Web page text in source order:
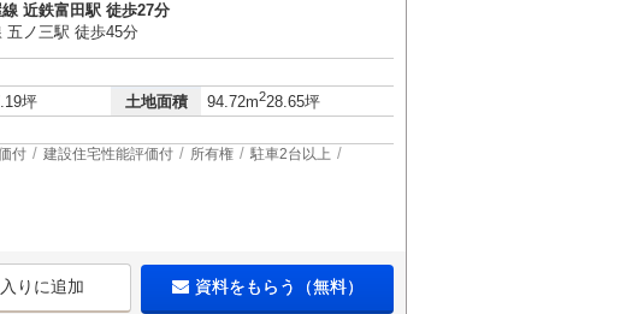
近鉄富田駅 徒歩27分
五ノ三駅 徒歩45分
坪 土地面積 94.72m228.65坪
付 建設住宅性能評価付 所有権
駐車2台以上
りに追加 資料をもらう（無料）